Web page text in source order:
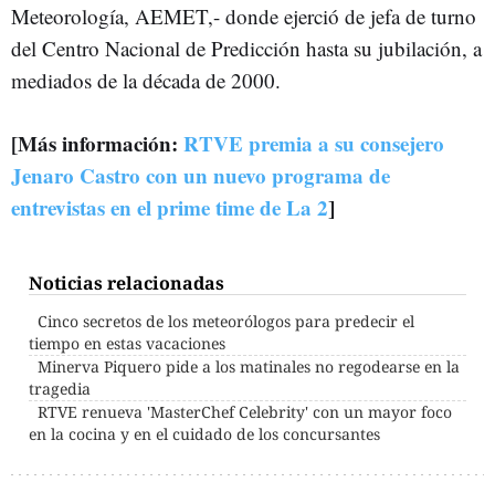
Meteorología, AEMET,- donde ejerció de jefa de turno
del Centro Nacional de Predicción hasta su jubilación, a
mediados de la década de 2000.
[Más información: RTVE premia a su consejero
Jenaro Castro con un nuevo programa de
entrevistas en el prime time de La 2]
Noticias relacionadas
Cinco secretos de los meteorólogos para predecir el
tiempo en estas vacaciones
Minerva Piquero pide a los matinales no regodearse en la
tragedia
RTVE renueva 'MasterChef Celebrity' con un mayor foco
en la cocina y en el cuidado de los concursantes